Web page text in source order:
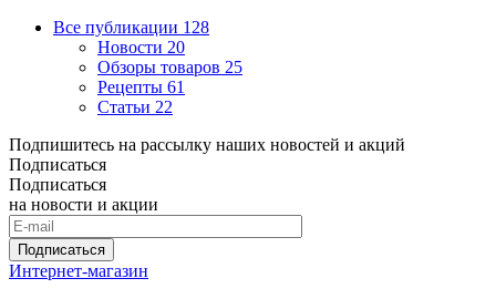
Все публикации 128
Новости 20
Обзоры товаров 25
Рецепты 61
Статьи 22
Подпишитесь на рассылку наших новостей и акций
Подписаться
Подписаться
на новости и акции
Подписаться
Интернет-магазин